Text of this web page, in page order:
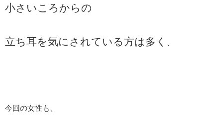
小さいころからの
立ち耳を気にされている方は多く
今回の女性も、